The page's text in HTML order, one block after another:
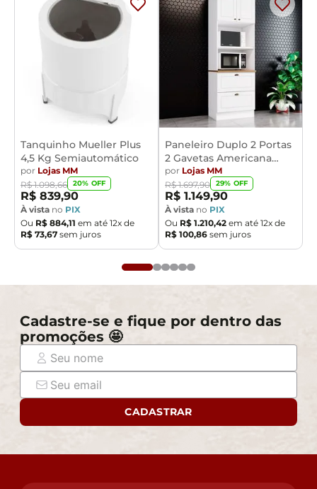
Tanquinho Mueller Plus
4,5 Kg Semiautomático
por Lojas MM
R$ 1.098,66 20% OFF
R$ 839,90
À vista no PIX
Ou R$ 884,11 em até 12x de
R$ 73,67 sem juros
Paneleiro Duplo 2 Portas
2 Gavetas Americana
Henn
por Lojas MM
R$ 1.697,90 29% OFF
R$ 1.149,90
À vista no PIX
Ou R$ 1.210,42 em até 12x de
R$ 100,86 sem juros
Cadastre-se e fique por dentro das
promoções 🤩
CADASTRAR